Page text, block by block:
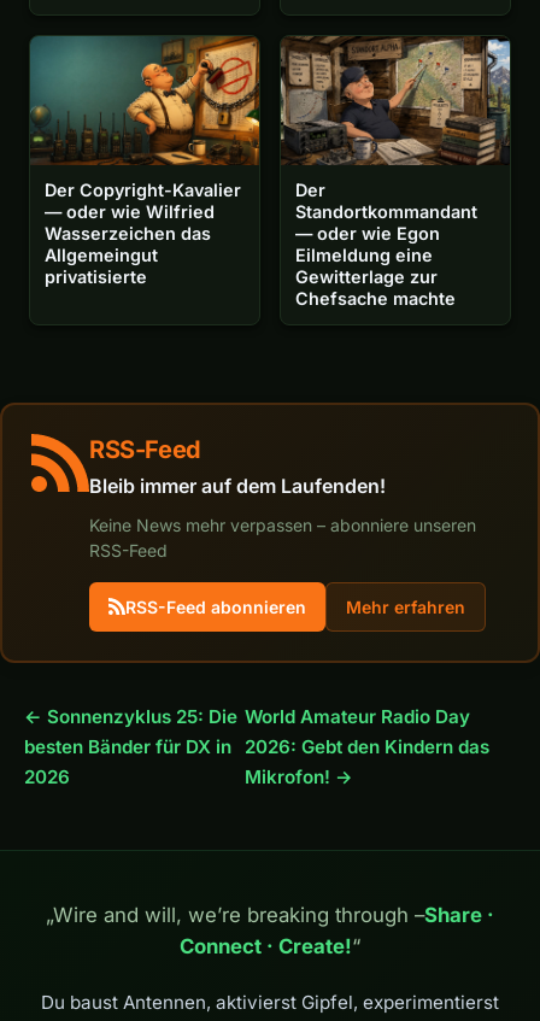
Der Copyright-Kavalier
— oder wie Wilfried
Wasserzeichen das
Allgemeingut
privatisierte
Der
Standortkommandant
— oder wie Egon
Eilmeldung eine
Gewitterlage zur
Chefsache machte
RSS-Feed
Bleib immer auf dem Laufenden!
Keine News mehr verpassen – abonniere unseren
RSS-Feed
RSS-Feed abonnieren Mehr erfahren
← Sonnenzyklus 25: Die
besten Bänder für DX in
2026
World Amateur Radio Day
2026: Gebt den Kindern das
Mikrofon! →
„Wire and will, we’re breaking through –Share ·
Connect · Create!“
Du baust Antennen, aktivierst Gipfel, experimentierst